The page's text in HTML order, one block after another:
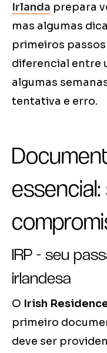
Irlanda prepara
mas algumas
primeiros
diferencial entre
algumas
tentativa e erro.
IRP - seu
irlandesa
O Irish
primeiro
deve ser